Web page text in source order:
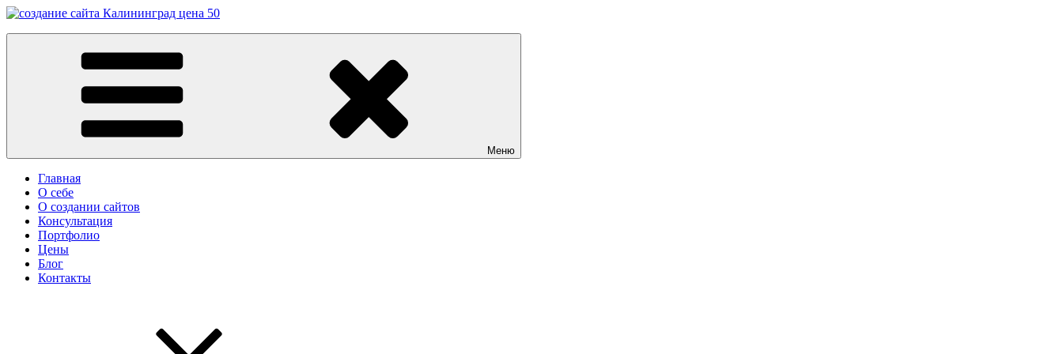
Перейти
Заказать сайт в Калининграде
Разработка сайтов в Калининграде. Создание сайтов в Калининграде и Калининградской области. Цены на сайты. Услуги веб-разработчика
Меню
Главная
О себе
О создании сайтов
Консультация
Портфолио
Цены
Блог
Контакты